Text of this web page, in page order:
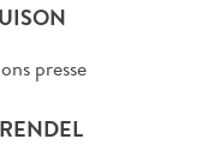
presse